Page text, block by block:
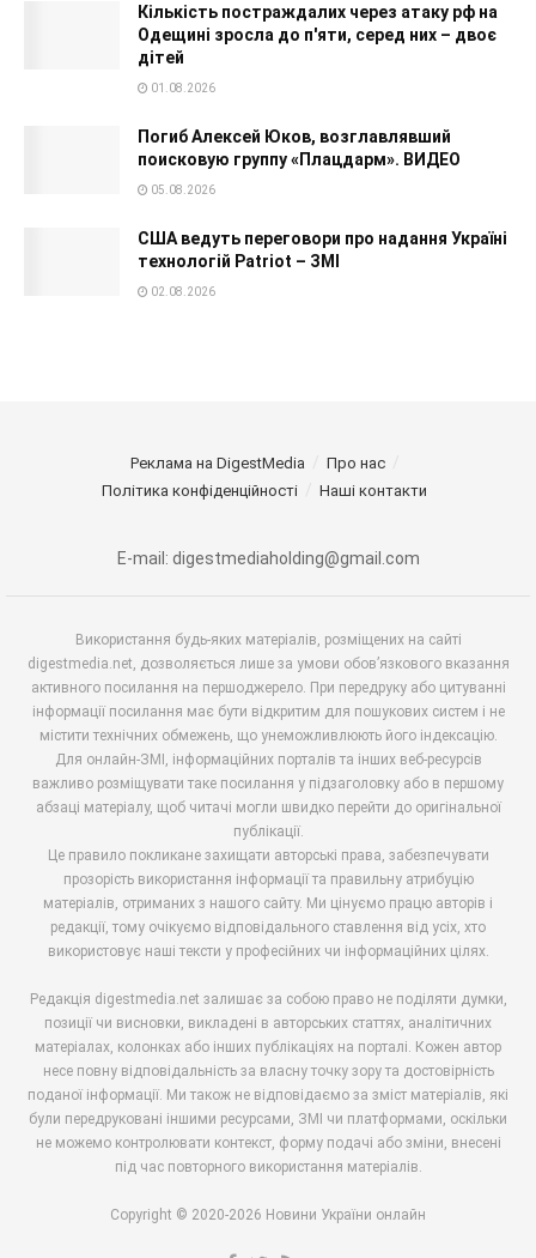
Кількість постраждалих через атаку рф на
Одещині зросла до п'яти, серед них – двоє
дітей
01.08.2026
Погиб Алексей Юков, возглавлявший
поисковую группу «Плацдарм». ВИДЕО
05.08.2026
США ведуть переговори про надання Україні
технологій Patriot – ЗМІ
02.08.2026
Реклама на DigestMedia
Про нас
Політика конфіденційності
Наші контакти
E-mail: digestmediaholding@gmail.com
Використання будь-яких матеріалів, розміщених на сайті
digestmedia.net, дозволяється лише за умови обов’язкового вказання
активного посилання на першоджерело. При передруку або цитуванні
інформації посилання має бути відкритим для пошукових систем і не
містити технічних обмежень, що унеможливлюють його індексацію.
Для онлайн-ЗМІ, інформаційних порталів та інших веб-ресурсів
важливо розміщувати таке посилання у підзаголовку або в першому
абзаці матеріалу, щоб читачі могли швидко перейти до оригінальної
публікації.
Це правило покликане захищати авторські права, забезпечувати
прозорість використання інформації та правильну атрибуцію
матеріалів, отриманих з нашого сайту. Ми цінуємо працю авторів і
редакції, тому очікуємо відповідального ставлення від усіх, хто
використовує наші тексти у професійних чи інформаційних цілях.
Редакція digestmedia.net залишає за собою право не поділяти думки,
позиції чи висновки, викладені в авторських статтях, аналітичних
матеріалах, колонках або інших публікаціях на порталі. Кожен автор
несе повну відповідальність за власну точку зору та достовірність
поданої інформації. Ми також не відповідаємо за зміст матеріалів, які
були передруковані іншими ресурсами, ЗМІ чи платформами, оскільки
не можемо контролювати контекст, форму подачі або зміни, внесені
під час повторного використання матеріалів.
Copyright © 2020-2026 Новини України онлайн